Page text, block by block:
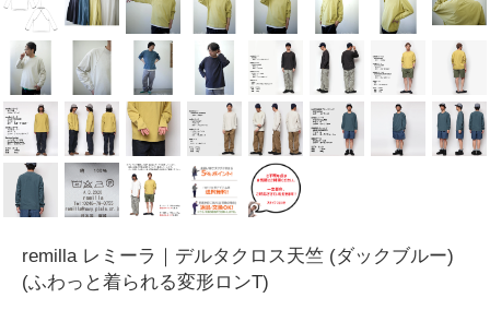
remilla レミーラ｜デルタクロス天竺 (ダックブルー)
(ふわっと着られる変形ロンT)